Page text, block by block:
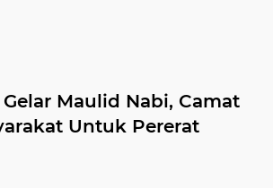
Maulid Nabi, Camat
Untuk Pererat